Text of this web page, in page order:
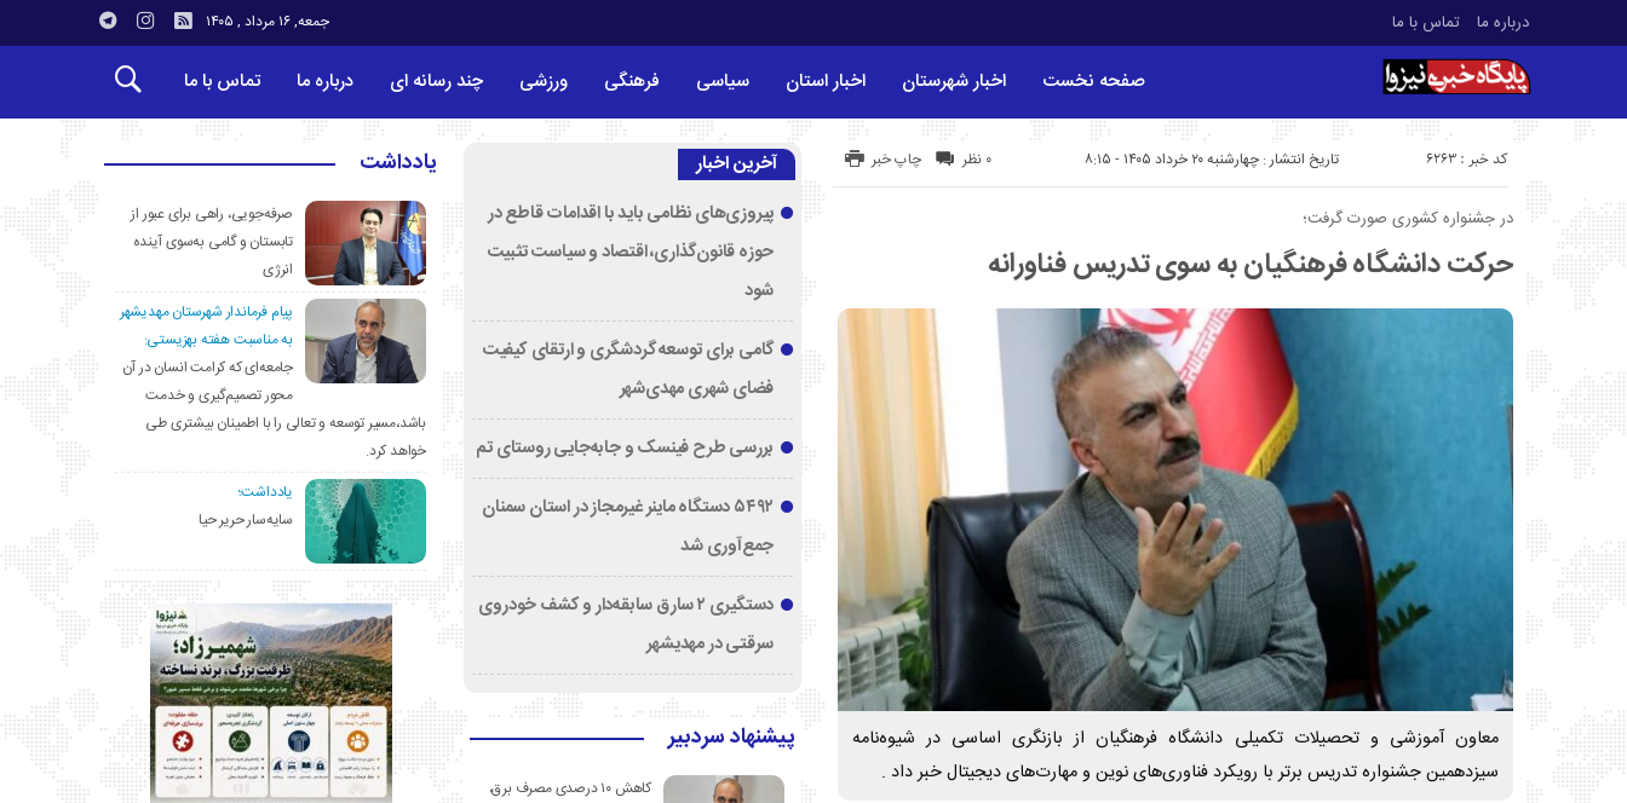
درباره ما تماس با ما جمعه, ۱۶ مرداد , ۱۴۰۵
صفحه نخست اخبار شهرستان اخبار استان سیاسی فرهنگی ورزشی چند رسانه ای درباره ما تماس با ما
تاریخ انتشار : چهارشنبه ۲۰ خرداد ۱۴۰۵ - ۸:۱۵ کد خبر : 6263 چاپ خبر ۰ نظر
در جشنواره کشوری صورت گرفت؛
حرکت دانشگاه فرهنگیان به سوی تدریس فناورانه
معاون آموزشی و تحصیلات تکمیلی دانشگاه فرهنگیان از بازنگری اساسی در شیوه‌نامه
سیزدهمین جشنواره تدریس برتر با رویکرد فناوری‌های نوین و مهارت‌های دیجیتال خبر داد .
آخرین اخبار
پیروزی‌های نظامی باید با اقدامات قاطع در
حوزه قانون‌گذاری، اقتصاد و سیاست تثبیت
شود
گامی برای توسعه گردشگری و ارتقای کیفیت
فضای شهری مهدی‌شهر
بررسی طرح فینسک و جابه‌جایی روستای تم
۵۴۹۲ دستگاه ماینر غیرمجاز در استان سمنان
جمع‌آوری شد
دستگیری ۲ سارق سابقه‌دار و کشف خودروی
سرقتی در مهدیشهر
پیشنهاد سردبیر
کاهش ۱۰ درصدی مصرف برق،
یادداشت
صرفه‌جویی، راهی برای عبور از
تابستان و گامی به‌سوی آینده
انرژی
پیام فرماندار شهرستان مهدیشهر
به مناسبت هفته بهزیستی:
جامعه‌ای که کرامت انسان در آن
محور تصمیم‌گیری و خدمت
باشد،مسیر توسعه و تعالی را با اطمینان بیشتری طی
خواهد کرد.
یادداشت؛
سایه‌سار حریر حیا